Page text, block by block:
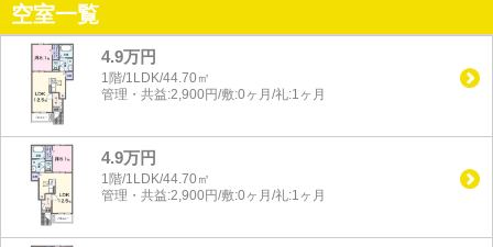
空室一覧
4.9万円
1階/1LDK/44.70㎡
管理・共益:2,900円/敷:0ヶ月/礼:1ヶ月
4.9万円
1階/1LDK/44.70㎡
管理・共益:2,900円/敷:0ヶ月/礼:1ヶ月